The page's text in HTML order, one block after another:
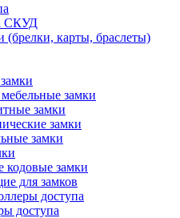
СКУД
карты, браслеты)
замки
замки
замки
замки
кодовые замки
для замков
доступа
доступа